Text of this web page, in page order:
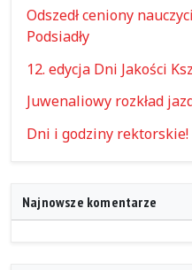
Odszedł ceniony
Podsiadły
12. edycja Dni Jakości
Juwenaliowy rozkład
Dni i godziny rektorskie!
Najnowsze komentarze